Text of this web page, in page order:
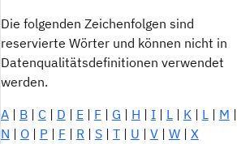
Die folgenden Zeichenfolgen sind
reservierte Wörter und können nicht in
Datenqualitätsdefinitionen verwendet
werden.
A| B| C| D | E| F| G | H | I| L| K| L| M |
N | O| P | F| R| S| T| U | V| W| X